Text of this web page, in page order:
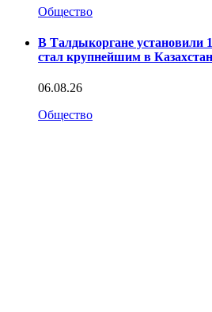
Общество
В Талдыкоргане установили
стал крупнейшим в
06.08.26
Общество